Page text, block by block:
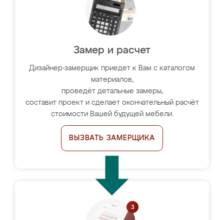
Замер и расчет
Дизайнер-замерщик приедет к Вам с каталогом
материалов,
проведёт детальные замеры,
составит проект и сделает окончательный расчёт
стоимости Вашей будущей мебели.
ВЫЗВАТЬ ЗАМЕРЩИКА